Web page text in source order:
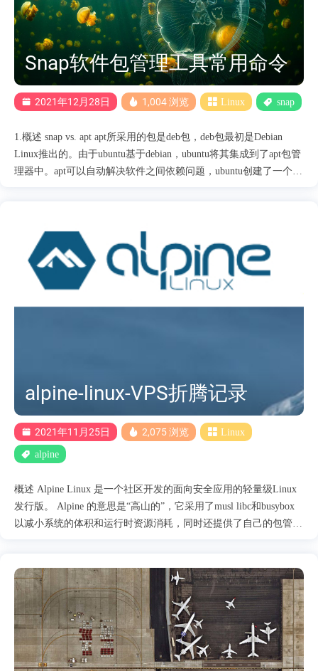
/etc/sysctl.conf echo "net.ipv4.tcp_congestion_control=bbr" >>
/etc/sysctl.conf echo "net.ipv4.tcp_conge....
Snap软件包管理工具常用命令
2021年12月28日 1,004 浏览 Linux snap
1.概述 snap vs. apt apt所采用的包是deb包，deb包最初是Debian
Linux推出的。由于ubuntu基于debian，ubuntu将其集成到了apt包管
理器中。apt可以自动解决软件之间依赖问题，ubuntu创建了一个类
应用程序之间的依赖问题，使应用程序之间更容易管理。但是由此
带来的问题就是它占用更多的磁盘空间。 snap最大的特点就是使用
了容器来管理软件，容器带来最大的好处就是： 软件运行更加安
全 独立和更加易控的版本 软件互不干预 snap的特点是： 易于打包
软件和发行 自动升级，你安装的软件永远都是最新的 支持大量的
alpine-linux-VPS折腾记录
2021年11月25日 2,075 浏览 Linux
alpine
概述 Alpine Linux 是一个社区开发的面向安全应用的轻量级Linux
发行版。 Alpine 的意思是“高山的”，它采用了musl libc和busybox
以减小系统的体积和运行时资源消耗，同时还提供了自己的包管理
直接使用其他的教程，建议原系统使用debian来DD 手工配置
GRUB2+iPXE引导netboot.xyz进行 Linux 远程重新安装系统 Alpine
Linux 安装过程记录 2.更换virt精简的内核 与标准相似。精简的内
核。针对虚拟系统进行了优化。 标准内核 / 分区装好系统后占用
1G左右 virt内核 / 分区只占用了100M左右 在VPS只要装个virt内核
就够了 查看Alpine Linux中已安装的内核 apk info -vv | grep linux